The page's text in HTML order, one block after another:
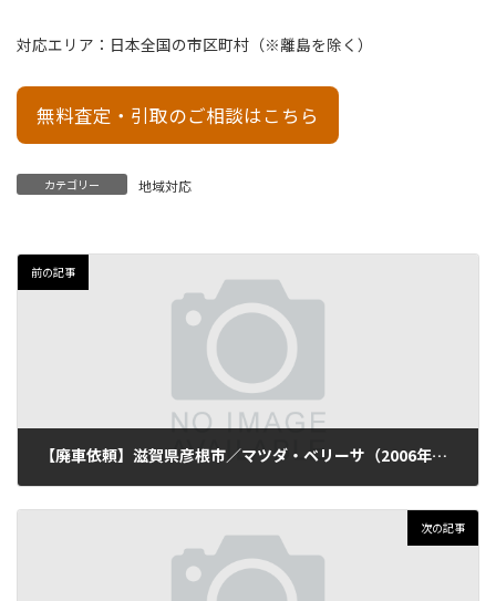
対応エリア：日本全国の市区町村（※離島を除く）
無料査定・引取のご相談はこちら
カテゴリー 地域対応
前の記事
【廃車依頼】滋賀県彦根市／マツダ・ベリーサ（2006年式・走行110,000km）
次の記事